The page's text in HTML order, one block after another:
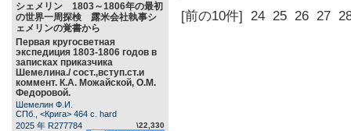
シェメリン 1803～1806年の最初
の世界一周探検 露米会社執事シ
ェメリンの覚書から
Первая кругосветная
экспедиция 1803-1806 годов в
записках приказчика
Шемелина./ сост.,вступ.ст.и
коммент. К.А. Можайской, О.М.
Федоровой.
Шемелин Ф.И.
СПб., <Крига> 464 c. hard
2025 年 R277784
\22,330
[前の10件] 24 25 26 27